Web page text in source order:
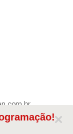
RJ, Brazil